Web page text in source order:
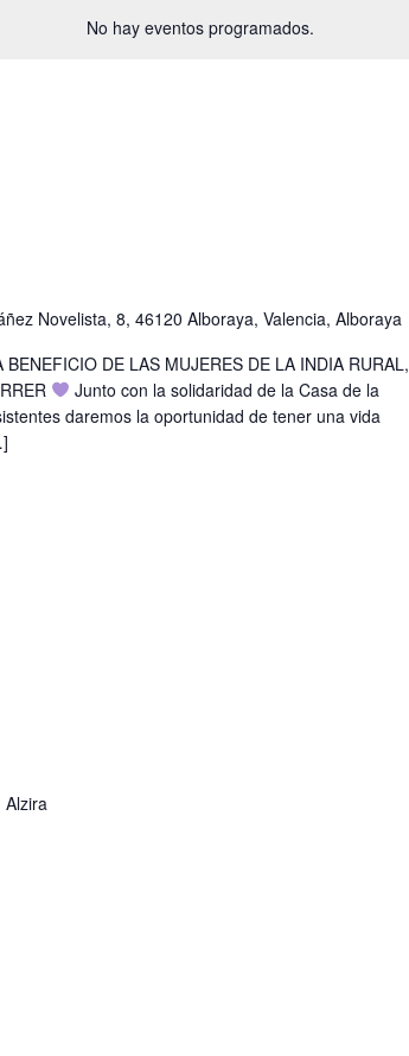
No hay eventos programados.
Novelista, 8, 46120 Alboraya, Valencia, Alboraya
DE LAS MUJERES DE LA INDIA RURAL,
Junto con la solidaridad de la Casa de la
daremos la oportunidad de tener una vida